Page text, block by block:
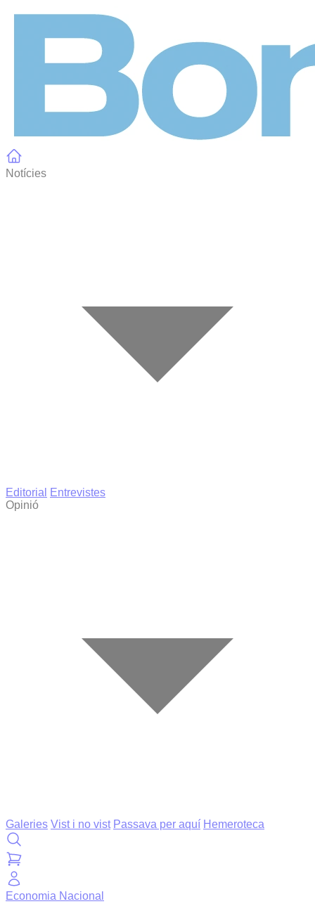
Notícies
Editorial
Entrevistes
Opinió
Galeries Vist i no vist Passava per aquí Hemeroteca
Economia Nacional